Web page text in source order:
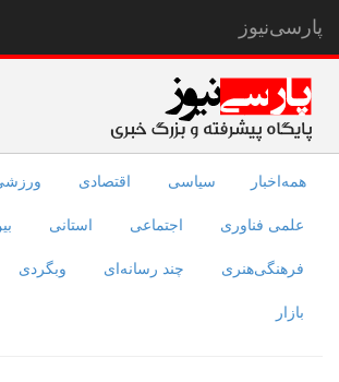
پارسی‌نیوز
همه‌اخبار سیاسی اقتصادی
علمی فناوری اجتماعی استانی
فرهنگی‌هنری چند رسانه‌ای وبگردی
بازار